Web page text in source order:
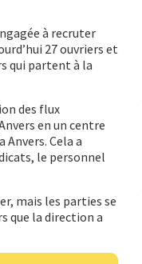
à recruter
27 ouvriers et
qui partent à la
des flux
en un centre
Cela a
le personnel
mais les parties se
que la direction a